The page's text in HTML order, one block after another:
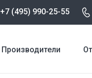
+7 (495) 990-25-55
Производители